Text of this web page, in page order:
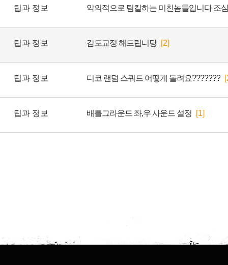
팁과 정보 악의적으로 팀킬하는 미친놈들입니다 조
팁과 정보 감도교정 해드립니당 [2]
팁과 정보 디코 랜덤 스쿼드 어떻게 돌려요???????
팁과 정보 배틀그라운드 좌,우 사운드 설정 [1]